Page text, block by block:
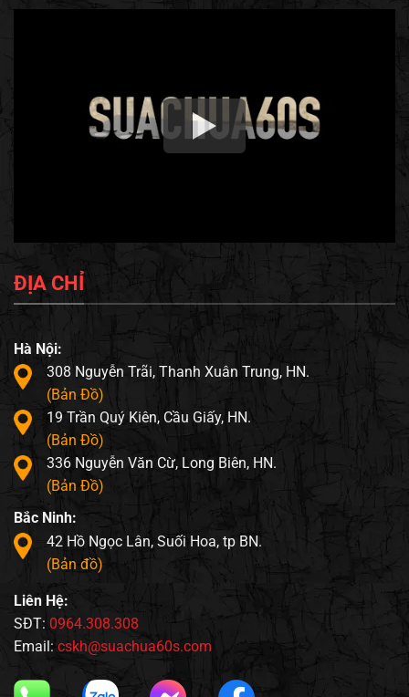
ĐỊA CHỈ
Hà Nội:
308 Nguyễn Trãi, Thanh Xuân Trung, HN.
(Bản Đồ)
19 Trần Quý Kiên, Cầu Giấy, HN.
(Bản Đồ)
336 Nguyễn Văn Cừ, Long Biên, HN.
(Bản Đồ)
Bắc Ninh:
42 Hồ Ngọc Lân, Suối Hoa, tp BN.
(Bản đồ)
Liên Hệ:
SĐT: 0964.308.308
Email: cskh@suachua60s.com